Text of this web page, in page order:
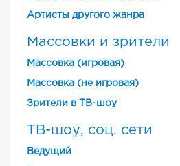
Артисты другого жанра
Массовки и зрители
Массовка (игровая)
Массовка (не игровая)
Зрители в ТВ-шоу
ТВ-шоу, соц. сети
Ведущий